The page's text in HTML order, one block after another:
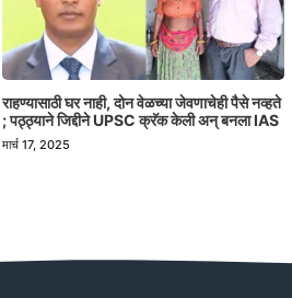
राहण्यासाठी घर नाही, दोन वेळच्या जेवणाचेही पैसे नव्हते
; पठ्ठ्याने जिद्दीने UPSC क्रॅक केली अन् बनला IAS
मार्च 17, 2025